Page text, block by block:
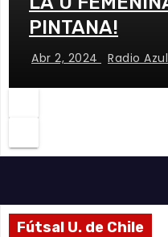
PINTANA!
Abr 2, 2024 Radio
Fútsal U. de Chile